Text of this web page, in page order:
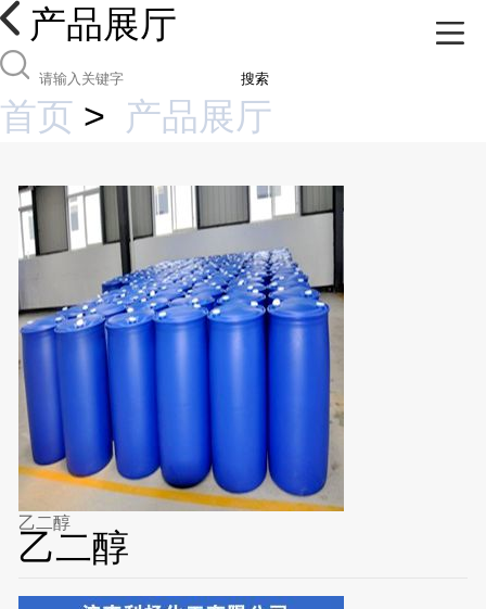
产品展厅
搜索
首页 > 产品展厅
乙二醇
乙二醇